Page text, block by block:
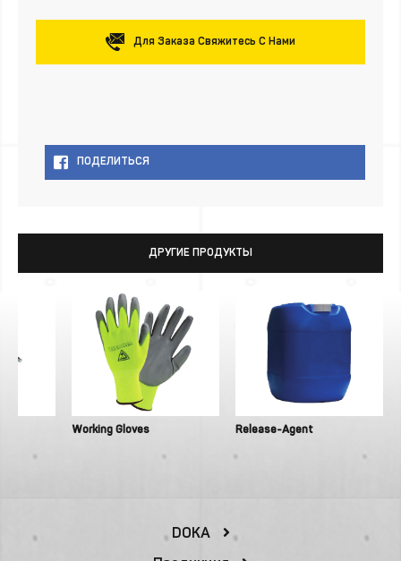
Для Заказа Свяжитесь С Нами
ПОДЕЛИТЬСЯ
ДРУГИЕ ПРОДУКТЫ
Working Gloves Release-Agent
DOKA